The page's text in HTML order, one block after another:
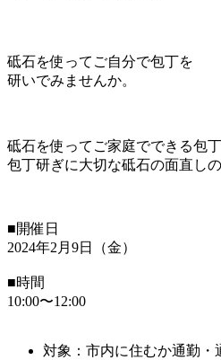
砥石を使ってご自分で包丁を
研いでみませんか。
砥石を使ってご家庭でできる包
包丁研ぎに大切な砥石の面直し
■開催日
2024年2月9日（金）
■時間
10:00〜12:00
対象：市内に住むか通勤・